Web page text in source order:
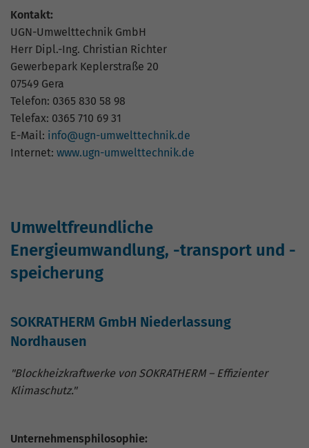
Kontakt:
UGN-Umwelttechnik GmbH
Herr Dipl.-Ing. Christian Richter
Gewerbepark Keplerstraße 20
07549 Gera
Telefon: 0365 830 58 98
Telefax: 0365 710 69 31
E-Mail: info@ugn-umwelttechnik.de
Internet: www.ugn-umwelttechnik.de
Umweltfreundliche
Energieumwandlung, -transport und -
speicherung
SOKRATHERM GmbH Niederlassung
Nordhausen
"Blockheizkraftwerke von SOKRATHERM – Effizienter
Klimaschutz."
Unternehmensphilosophie: